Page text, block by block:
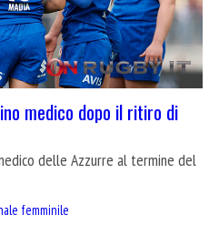
medico dopo il ritiro di
delle Azzurre al termine del
femminile